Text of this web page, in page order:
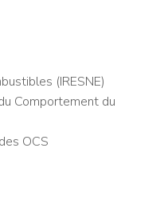
(IRESNE)
Comportement du
OCS